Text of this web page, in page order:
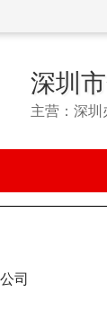
深圳
主营：深
司